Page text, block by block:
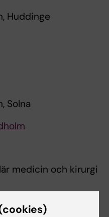
Huddinge
Solna
medicin och kirurgi